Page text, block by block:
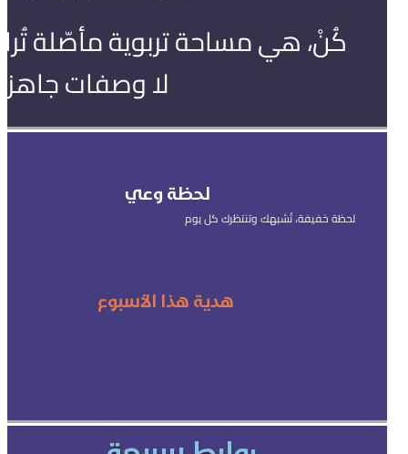
كُنْ، هي مساحة تربوية مأصّلة
لا وصفات
لحظة وعي
لحظة خفيفة، تُشبهك وتنتظرك كل يوم
هدية هذا الأسبوع